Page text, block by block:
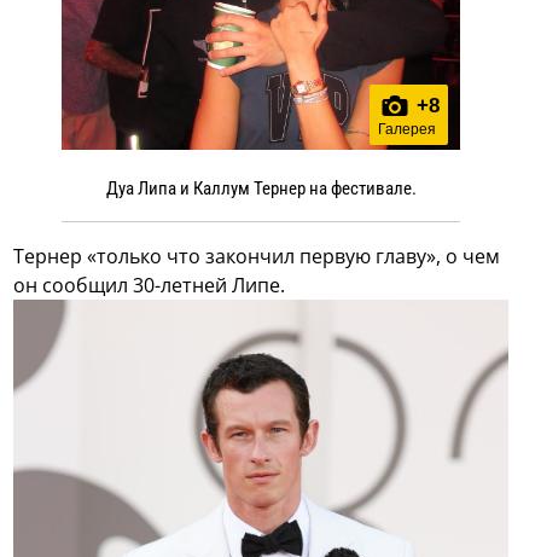
+8
Галерея
Дуа Липа и Каллум Тернер на фестивале.
Тернер «только что закончил первую главу», о чем
он сообщил 30-летней Липе.